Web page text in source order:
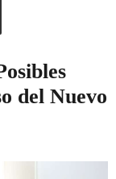
del Nuevo